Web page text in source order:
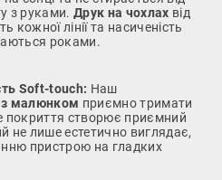
з руками. Друк на чохлах від
кожної лінії та насиченість
роками.
Soft-touch: Наш
з малюнком приємно тримати
покриття створює приємний
не лише естетично виглядає,
пристрою на гладких